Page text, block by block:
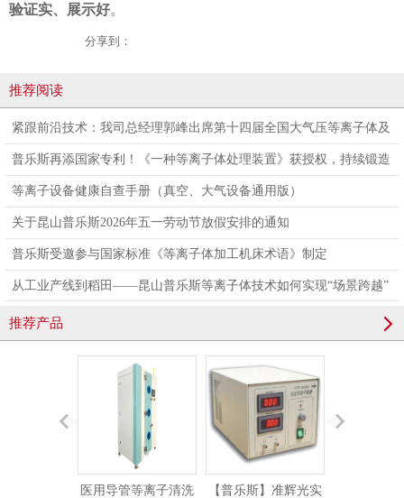
验证实、展示好。
分享到：
推荐阅读
紧跟前沿技术：我司总经理郭峰出席第十四届全国大气压等离子体及
其应用技术研讨会
普乐斯再添国家专利！《一种等离子体处理装置》获授权，持续锻造
核心技术护城河
等离子设备健康自查手册（真空、大气设备通用版）
关于昆山普乐斯2026年五一劳动节放假安排的通知
普乐斯受邀参与国家标准《等离子体加工机床术语》制定
从工业产线到稻田——昆山普乐斯等离子体技术如何实现“场景跨越”
推荐产品
医用导管等离子清洗 【普乐斯】准辉光实